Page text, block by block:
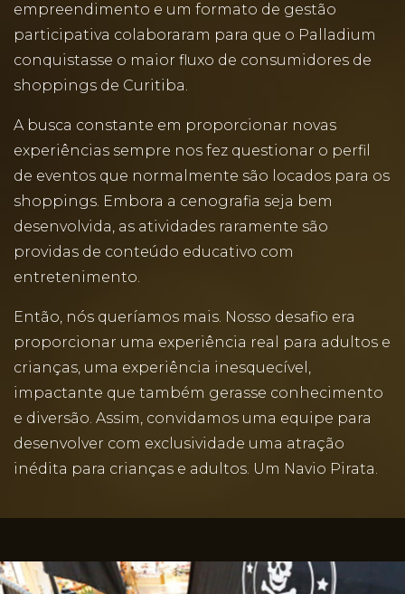
empreendimento e um formato de gestão
participativa colaboraram para que o Palladium
conquistasse o maior fluxo de consumidores de
shoppings de Curitiba.
A busca constante em proporcionar novas
experiências sempre nos fez questionar o perfil
de eventos que normalmente são locados para os
shoppings. Embora a cenografia seja bem
desenvolvida, as atividades raramente são
providas de conteúdo educativo com
entretenimento.
Então, nós queríamos mais. Nosso desafio era
proporcionar uma experiência real para adultos e
crianças, uma experiência inesquecível,
impactante que também gerasse conhecimento
e diversão. Assim, convidamos uma equipe para
desenvolver com exclusividade uma atração
inédita para crianças e adultos. Um Navio Pirata.